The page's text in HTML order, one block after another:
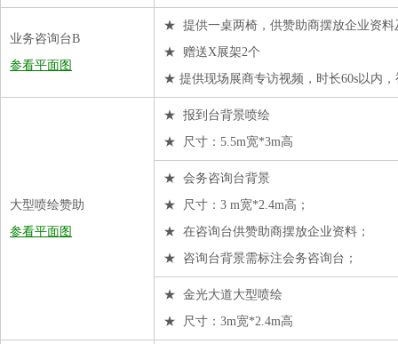
业务咨询台B
参看平面图
★ 提供一桌两椅，供赞助商摆放企业资料
★ 赠送X展架2个
★ 提供现场展商专访视频，时长60s以内
大型喷绘赞助
参看平面图
★ 报到台背景喷绘
★ 尺寸：5.5m宽*3m高
★ 会务咨询台背景
★ 尺寸：3 m宽*2.4m高；
★ 在咨询台供赞助商摆放企业资料；
★ 咨询台背景需标注会务咨询台；
★ 金光大道大型喷绘
★ 尺寸：3m宽*2.4m高